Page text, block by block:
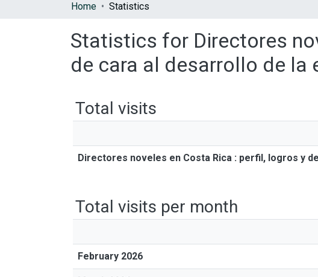
Home Statistics
Statistics for Directores
de cara al desarrollo de la
Total visits
Directores noveles en Costa Rica : perfil, logros y
Total visits per month
February 2026